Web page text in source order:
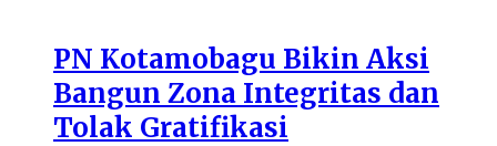
PN Kotamobagu Bikin Aksi
Bangun Zona Integritas dan
Tolak Gratifikasi